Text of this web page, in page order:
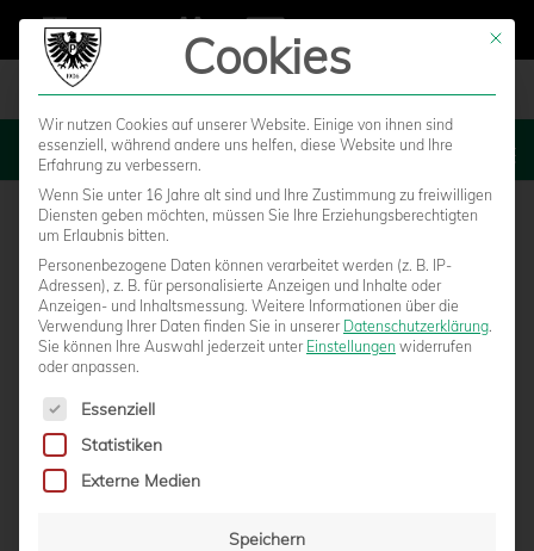
MENU
HEUTE LIVE: SC PREUSSEN MÜNSTER – S
Mit
Cookies
Wir nutzen Cookies auf unserer Website. Einige von ihnen sind
essenziell, während andere uns helfen, diese Website und Ihre
Erfahrung zu verbessern.
Wenn Sie unter 16 Jahre alt sind und Ihre Zustimmung zu freiwilligen
Diensten geben möchten, müssen Sie Ihre Erziehungsberechtigten
um Erlaubnis bitten.
Personenbezogene Daten können verarbeitet werden (z. B. IP-
Adressen), z. B. für personalisierte Anzeigen und Inhalte oder
Anzeigen- und Inhaltsmessung. Weitere Informationen über die
Verwendung Ihrer Daten finden Sie in unserer Datenschutzerklärung.
Sie können Ihre Auswahl jederzeit unter Einstellungen widerrufen
oder anpassen.
Es folgt eine Liste der Service-Gruppen, für die eine
Essenziell
Statistiken
Externe Medien
Speichern